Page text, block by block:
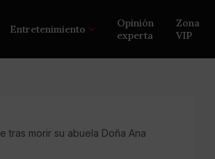
Entretenimiento
Opinión
experta
Zona
VIP
tras morir su abuela Doña Ana